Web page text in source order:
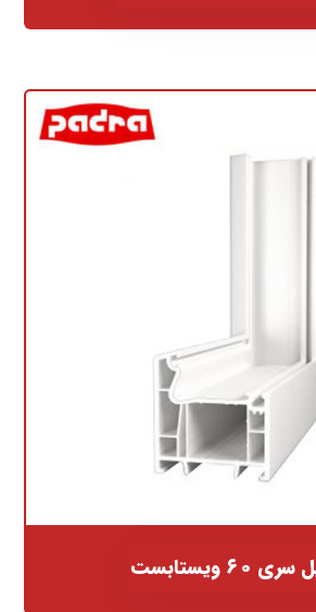
۶۰ ویستابست